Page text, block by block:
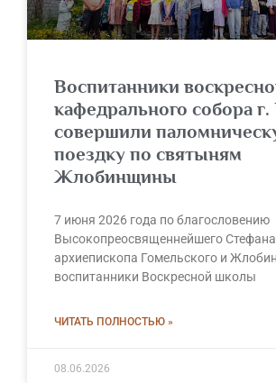
Воспитанники
кафедрального собора г.
совершили
поездку по святыням
Жлобинщины
7 июня 2026 года по благословению
Высокопреосвященнейшего
архиепископа Гомельского и
воспитанники Воскресной школы
ЧИТАТЬ ПОЛНОСТЬЮ »
08.06.2026